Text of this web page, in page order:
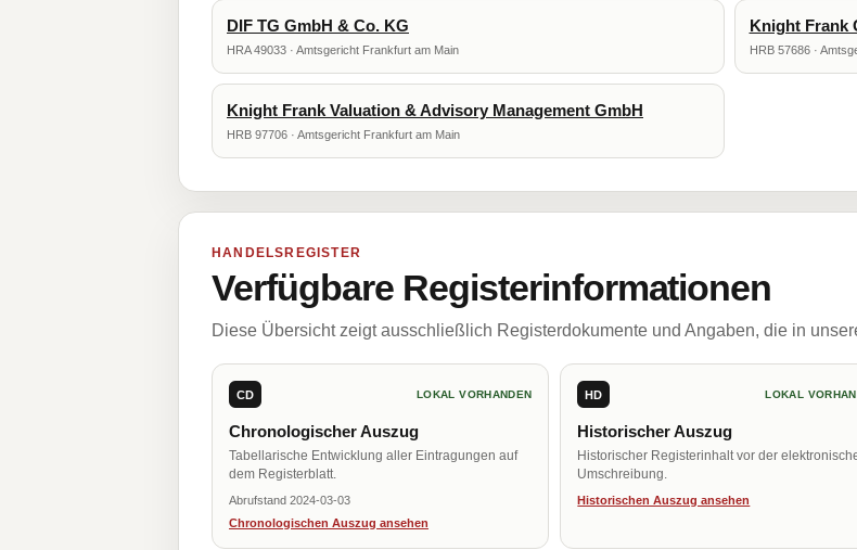
DIF TG GmbH & Co. KG
HRA 49033 · Amtsgericht Frankfurt am Main
Knight Frank
HRB 57686 ·
Knight Frank Valuation & Advisory Management GmbH
HRB 97706 · Amtsgericht Frankfurt am Main
HANDELSREGISTER
Verfügbare Registerinformationen
Diese Übersicht zeigt ausschließlich Registerdokumente und Angaben, die in
CD LOKAL VORHANDEN
Chronologischer Auszug
Tabellarische Entwicklung aller Eintragungen auf
dem Registerblatt.
Abrufstand 2024-03-03
Chronologischen Auszug ansehen
HD LOKAL
Historischer Auszug
Historischer Registerinhalt vor der
Umschreibung.
Historischen Auszug ansehen